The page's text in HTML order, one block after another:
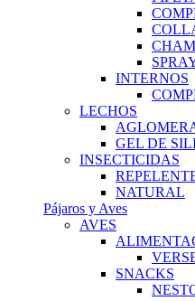
INTERNOS
LECHOS
GEL DE
INSECTICIDAS
NATURAL
Pájaros y Aves
AVES
SNACKS